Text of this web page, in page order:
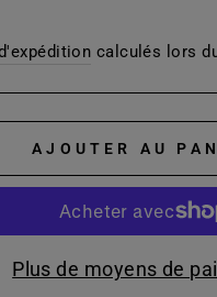
calculés lors
AJOUTER AU
Plus de moyens de